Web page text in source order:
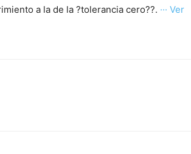
a la de la ?tolerancia cero??. ··· Ver